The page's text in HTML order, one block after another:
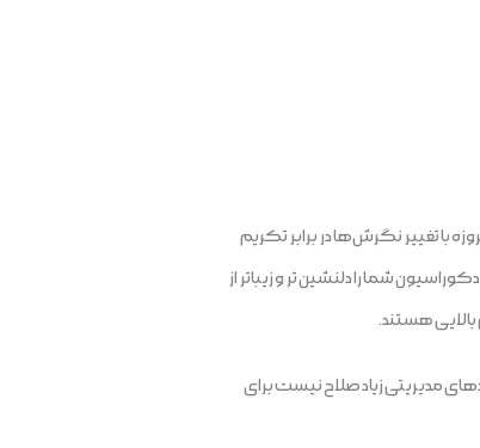
با تغییر نگرش‌ها در برابر تکریم
شما را دلنشین تر و زیباتر از
بالایی هستند.
مدیریتی زیاد صلاح نیست برای